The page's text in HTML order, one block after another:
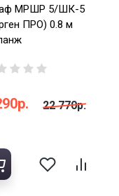
МРШР 5/ШК-5
ПРО) 0.8 м
22 770р.